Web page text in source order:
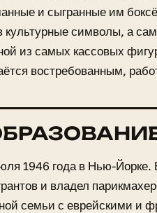
и сыгранные им
символы, а
из самых кассовых
востребованным,
1946 года в Нью-
и владел
семьи с еврейскими и